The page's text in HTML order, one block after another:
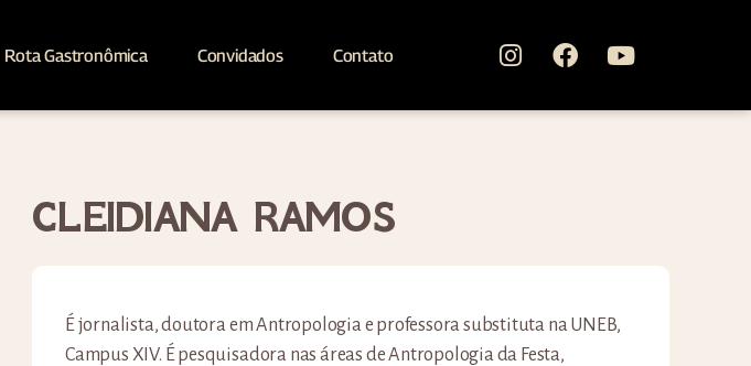
Rota Gastronômica Convidados Contato
CLEIDIANA RAMOS
É jornalista, doutora em Antropologia e professora substituta na UNEB,
Campus XIV. É pesquisadora nas áreas de Antropologia da Festa,